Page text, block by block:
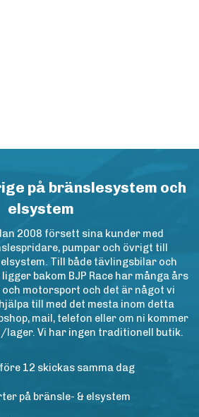
på bränslesystem och
elsystem
2008 försett sina kunder med
pumpar och övrigt till
Till både tävlingsbilar och
bakom BJP Race har många års
motorsport och det är något vi
till med det mesta inom detta
mail, telefon eller om ni kommer
Vi har ingen traditionell butik.
12 skickas samma dag
på bränsle- & elsystem